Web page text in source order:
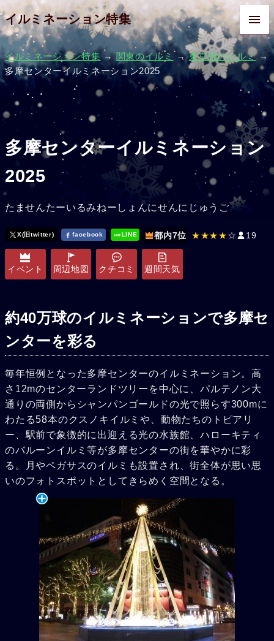
イルミネーション特集
イルミネーション特集→関東のイルミ →東京都のイルミ→
多摩センターイルミネーション2025
多摩センターイルミネーション
2025
たませんたーいるみねーしょんにせんにじゅうご
X(旧twitter) facebook LINE 都内7位 ★★★★☆ 19
イベント 周辺地図 クチコミ 週間天気
約40万球のイルミネーションで多摩セ
ンターを彩る
毎年恒例となった多摩センターのイルミネーション。高
さ12mのセンターランドツリーを中心に、パルテノン大
通りの両側からシャンパンゴールドの光で照らす300mに
わたる58本のクスノキイルミや、動物たちのトピアリ
ー、駅前で象徴的に出迎える光の水族館、ハローキティ
のバルーンイルミ等が多摩センターの街を華やかに彩
る。月やペガサスのイルミも設置され、街全体が思い思
いのフォトスポットとしてきらめく空間となる。